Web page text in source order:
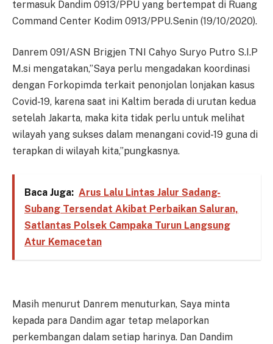
termasuk Dandim 0913/PPU yang bertempat di Ruang
Command Center Kodim 0913/PPU.Senin (19/10/2020).
Danrem 091/ASN Brigjen TNI Cahyo Suryo Putro S.I.P
M.si mengatakan,”Saya perlu mengadakan koordinasi
dengan Forkopimda terkait penonjolan lonjakan kasus
Covid-19, karena saat ini Kaltim berada di urutan kedua
setelah Jakarta, maka kita tidak perlu untuk melihat
wilayah yang sukses dalam menangani covid-19 guna di
terapkan di wilayah kita,”pungkasnya.
Baca Juga: Arus Lalu Lintas Jalur Sadang-
Subang Tersendat Akibat Perbaikan Saluran,
Satlantas Polsek Campaka Turun Langsung
Atur Kemacetan
Masih menurut Danrem menuturkan, Saya minta
kepada para Dandim agar tetap melaporkan
perkembangan dalam setiap harinya. Dan Dandim